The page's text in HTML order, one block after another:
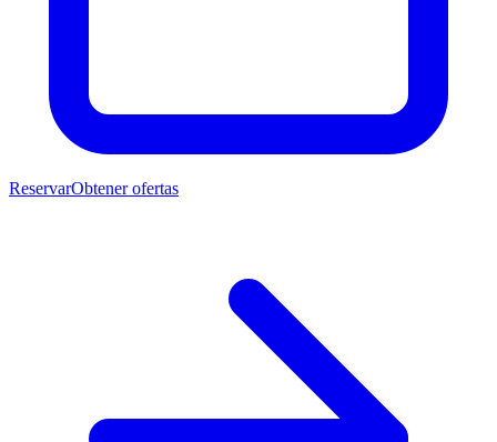
ReservarObtener ofertas